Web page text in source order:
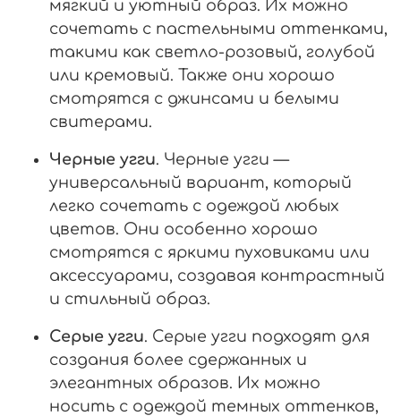
мягкий и уютный образ. Их можно
сочетать с пастельными оттенками,
такими как светло-розовый, голубой
или кремовый. Также они хорошо
смотрятся с джинсами и белыми
свитерами.
Черные угги. Черные угги —
универсальный вариант, который
легко сочетать с одеждой любых
цветов. Они особенно хорошо
смотрятся с яркими пуховиками или
аксессуарами, создавая контрастный
и стильный образ.
Серые угги. Серые угги подходят для
создания более сдержанных и
элегантных образов. Их можно
носить с одеждой темных оттенков,